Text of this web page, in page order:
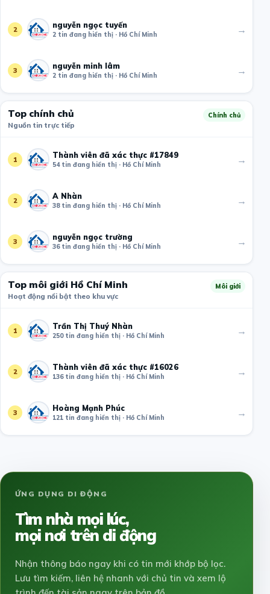
2 nguyễn ngọc tuyến
2 tin đang hiển thị · Hồ Chí Minh →
3 nguyễn minh lâm
2 tin đang hiển thị · Hồ Chí Minh →
Top chính chủ
Nguồn tin trực tiếp
Chính chủ
1 Thành viên đã xác thực #17849
54 tin đang hiển thị · Hồ Chí Minh →
2 A Nhàn
38 tin đang hiển thị · Hồ Chí Minh →
3 nguyễn ngọc trường
36 tin đang hiển thị · Hồ Chí Minh →
Top môi giới Hồ Chí Minh
Hoạt động nổi bật theo khu vực
Môi giới
1 Trần Thị Thuý Nhàn
250 tin đang hiển thị · Hồ Chí Minh →
2 Thành viên đã xác thực #16026
136 tin đang hiển thị · Hồ Chí Minh →
3 Hoàng Mạnh Phúc
121 tin đang hiển thị · Hồ Chí Minh →
ỨNG DỤNG DI ĐỘNG
Tìm nhà mọi lúc,
mọi nơi trên di động
Nhận thông báo ngay khi có tin mới khớp bộ lọc.
Lưu tìm kiếm, liên hệ nhanh với chủ tin và xem lộ